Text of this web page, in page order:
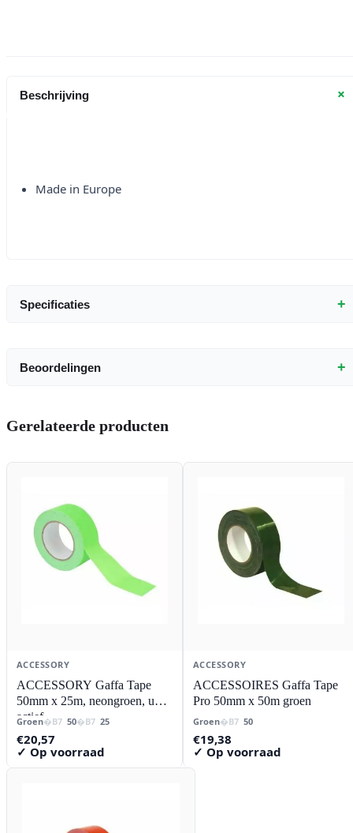
Beschrijving +
Made in Europe
Specificaties +
Beoordelingen +
Gerelateerde producten
ACCESSORY
ACCESSORY Gaffa Tape
50mm x 25m, neongroen, uv
actief
Groen 50 25
€20,57
✓ Op voorraad
ACCESSORY
ACCESSOIRES Gaffa Tape
Pro 50mm x 50m groen
Groen 50
€19,38
✓ Op voorraad